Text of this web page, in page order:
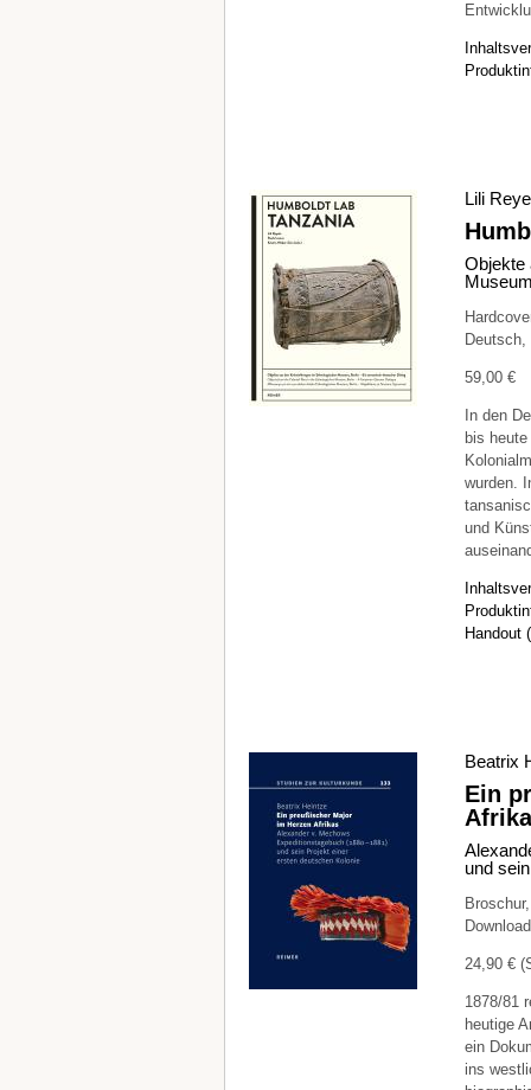
Lili
Objekte
59,00 €
In den
bis
wurden.
und
Handout
Beatrix
Ein
und
Download
24,90 €
1878/81
heutige
ein
ins